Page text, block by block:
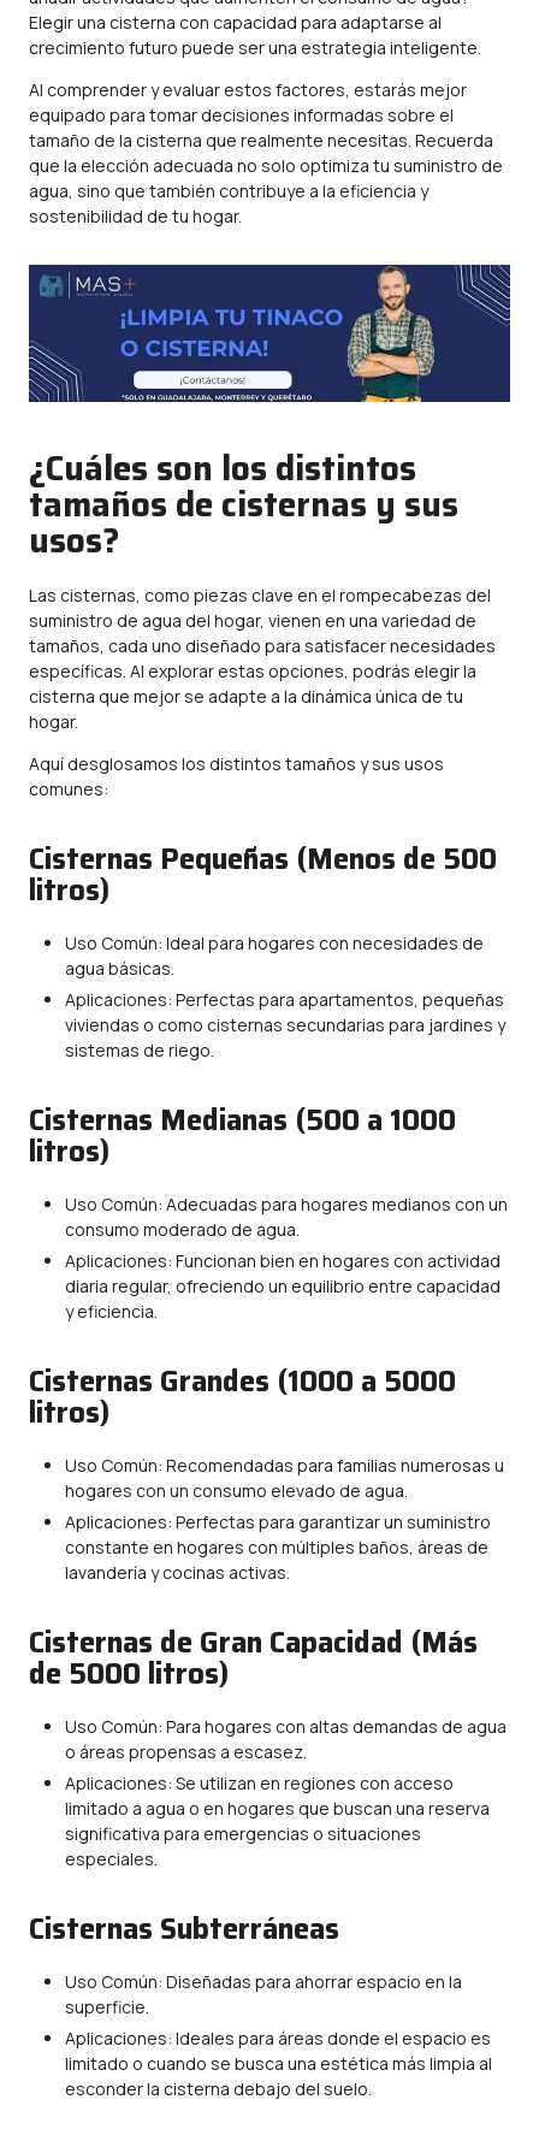
Elegir una cisterna con capacidad para adaptarse al
crecimiento futuro puede ser una estrategia inteligente.
Al comprender y evaluar estos factores, estarás mejor
equipado para tomar decisiones informadas sobre el
tamaño de la cisterna que realmente necesitas. Recuerda
que la elección adecuada no solo optimiza tu suministro de
agua, sino que también contribuye a la eficiencia y
sostenibilidad de tu hogar.
¿Cuáles son los distintos
tamaños de cisternas y sus
usos?
Las cisternas, como piezas clave en el rompecabezas del
suministro de agua del hogar, vienen en una variedad de
tamaños, cada uno diseñado para satisfacer necesidades
específicas. Al explorar estas opciones, podrás elegir la
cisterna que mejor se adapte a la dinámica única de tu
hogar.
Aquí desglosamos los distintos tamaños y sus usos
comunes:
Cisternas Pequeñas (Menos de 500
litros)
Uso Común: Ideal para hogares con necesidades de
agua básicas.
Aplicaciones: Perfectas para apartamentos, pequeñas
viviendas o como cisternas secundarias para jardines y
sistemas de riego.
Cisternas Medianas (500 a 1000
litros)
Uso Común: Adecuadas para hogares medianos con un
consumo moderado de agua.
Aplicaciones: Funcionan bien en hogares con actividad
diaria regular, ofreciendo un equilibrio entre capacidad
y eficiencia.
Cisternas Grandes (1000 a 5000
litros)
Uso Común: Recomendadas para familias numerosas u
hogares con un consumo elevado de agua.
Aplicaciones: Perfectas para garantizar un suministro
constante en hogares con múltiples baños, áreas de
lavandería y cocinas activas.
Cisternas de Gran Capacidad (Más
de 5000 litros)
Uso Común: Para hogares con altas demandas de agua
o áreas propensas a escasez.
Aplicaciones: Se utilizan en regiones con acceso
limitado a agua o en hogares que buscan una reserva
significativa para emergencias o situaciones
especiales.
Cisternas Subterráneas
Uso Común: Diseñadas para ahorrar espacio en la
superficie.
Aplicaciones: Ideales para áreas donde el espacio es
limitado o cuando se busca una estética más limpia al
esconder la cisterna debajo del suelo.